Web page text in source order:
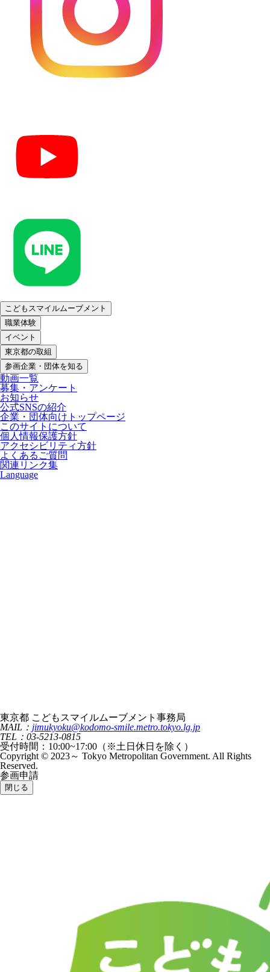
こどもスマイルムーブメント
職業体験
イベント
東京都の取組
参画企業・団体を知る
動画一覧
募集・アンケート
お知らせ
公式SNSの紹介
企業・団体向けトップページ
このサイトについて
個人情報保護方針
アクセシビリティ方針
よくあるご質問
関連リンク集
Language
東京都 こどもスマイルムーブメント事務局
MAIL： jimukyoku@kodomo-smile.metro.tokyo.lg.jp
TEL：03-5213-0815
受付時間：10:00~17:00（※土日休日を除く）
Copyright © 2023～ Tokyo Metropolitan Government. All Rights
Reserved.
参画申請
閉じる